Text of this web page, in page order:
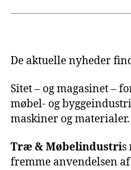
De aktuelle nyheder
Sitet – og magasinet –
møbel- og
maskiner og materialer.
Træ & Møbelindustris
fremme anvendelsen